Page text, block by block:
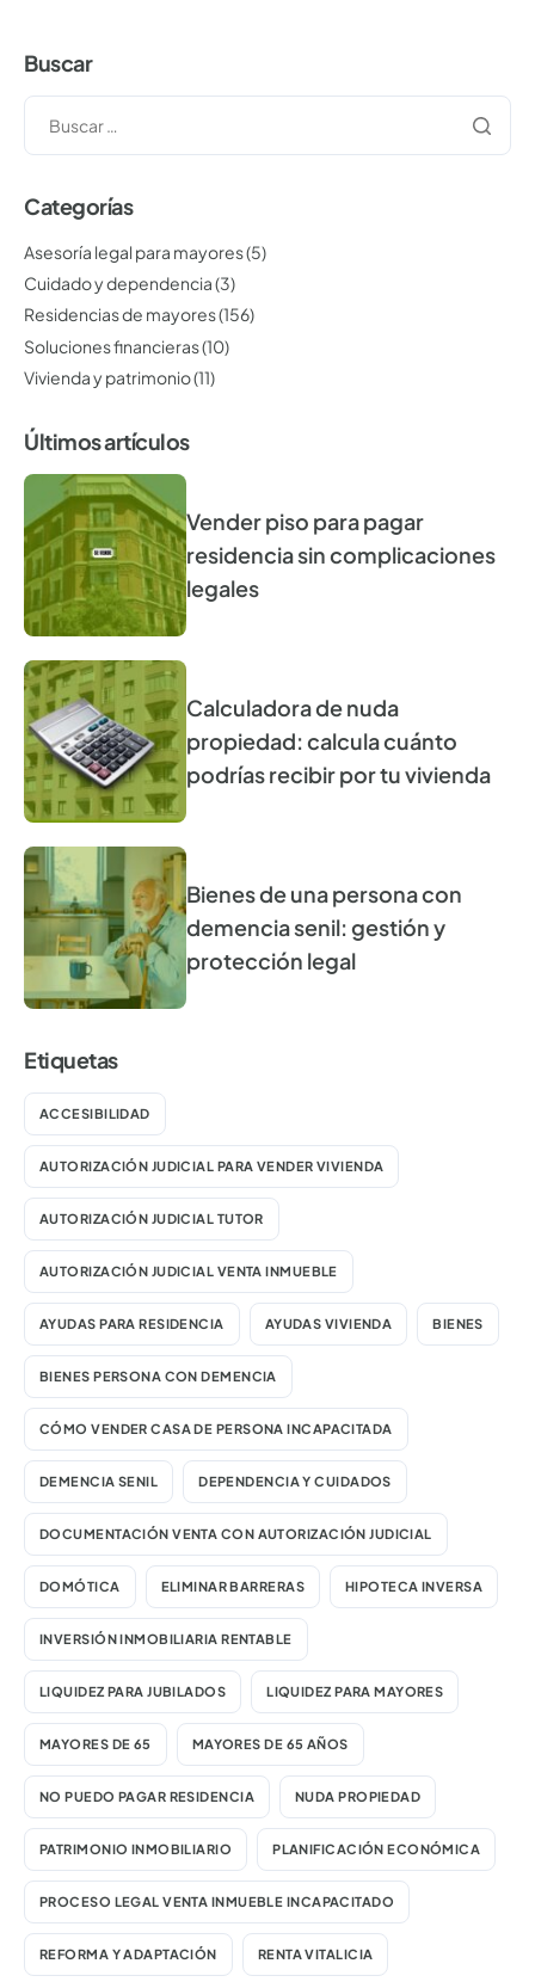
Buscar
Categorías
Asesoría legal para mayores(5)
Cuidado y dependencia(3)
Residencias de mayores(156)
Soluciones financieras(10)
Vivienda y patrimonio(11)
Últimos artículos
Vender piso para pagar
residencia sin complicaciones
legales
Calculadora de nuda
propiedad: calcula cuánto
podrías recibir por tu vivienda
Bienes de una persona con
demencia senil: gestión y
protección legal
Etiquetas
ACCESIBILIDAD
AUTORIZACIÓN JUDICIAL PARA VENDER VIVIENDA
AUTORIZACIÓN JUDICIAL TUTOR
AUTORIZACIÓN JUDICIAL VENTA INMUEBLE
AYUDAS PARA RESIDENCIA AYUDAS VIVIENDA BIENES
BIENES PERSONA CON DEMENCIA
CÓMO VENDER CASA DE PERSONA INCAPACITADA
DEMENCIA SENIL DEPENDENCIA Y CUIDADOS
DOCUMENTACIÓN VENTA CON AUTORIZACIÓN JUDICIAL
DOMÓTICA ELIMINAR BARRERAS HIPOTECA INVERSA
INVERSIÓN INMOBILIARIA RENTABLE
LIQUIDEZ PARA JUBILADOS LIQUIDEZ PARA MAYORES
MAYORES DE 65 MAYORES DE 65 AÑOS
NO PUEDO PAGAR RESIDENCIA NUDA PROPIEDAD
PATRIMONIO INMOBILIARIO PLANIFICACIÓN ECONÓMICA
PROCESO LEGAL VENTA INMUEBLE INCAPACITADO
REFORMA Y ADAPTACIÓN RENTA VITALICIA